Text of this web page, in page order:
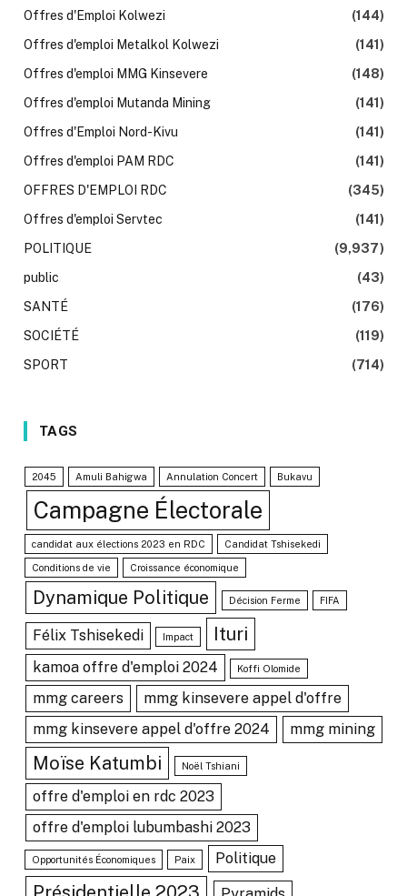
Offres d'Emploi Kolwezi
(144)
Offres d'emploi Metalkol Kolwezi
(141)
Offres d'emploi MMG Kinsevere
(148)
Offres d'emploi Mutanda Mining
(141)
Offres d'Emploi Nord-Kivu
(141)
Offres d'emploi PAM RDC
(141)
OFFRES D'EMPLOI RDC
(345)
Offres d'emploi Servtec
(141)
POLITIQUE
(9,937)
public
(43)
SANTÉ
(176)
SOCIÉTÉ
(119)
SPORT
(714)
TAGS
2045 Amuli Bahigwa Annulation Concert Bukavu
Campagne Électorale
candidat aux élections 2023 en RDC Candidat Tshisekedi
Conditions de vie Croissance économique
Dynamique Politique Décision Ferme FIFA
Félix Tshisekedi Impact Ituri
kamoa offre d'emploi 2024 Koffi Olomide
mmg careers
mmg kinsevere appel d'offre
mmg kinsevere appel d'offre 2024
mmg mining
Moïse Katumbi Noël Tshiani
offre d'emploi en rdc 2023
offre d'emploi lubumbashi 2023
Opportunités Économiques Paix Politique